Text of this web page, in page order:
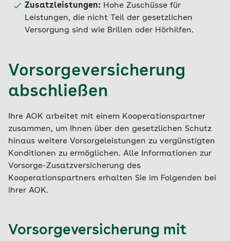
Zusatzleistungen: Hohe Zuschüsse für
Leistungen, die nicht Teil der gesetzlichen
Versorgung sind wie Brillen oder Hörhilfen.
Vorsorgeversicherung
abschließen
Ihre AOK arbeitet mit einem Kooperationspartner
zusammen, um Ihnen über den gesetzlichen Schutz
hinaus weitere Vorsorgeleistungen zu vergünstigten
Konditionen zu ermöglichen. Alle Informationen zur
Vorsorge-Zusatzversicherung des
Kooperationspartners erhalten Sie im Folgenden bei
Ihrer AOK.
Vorsorgeversicherung mit